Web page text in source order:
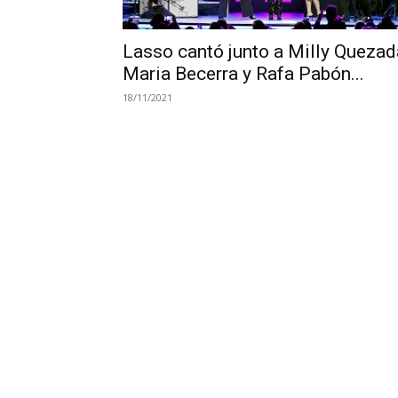
Lasso cantó junto a Milly
Maria Becerra y Rafa Pabón...
18/11/2021